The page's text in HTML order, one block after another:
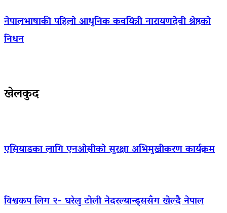
नेपालभाषाकी पहिलो आधुनिक कवयित्री नारायणदेवी श्रेष्ठको
निधन
खेलकुद
एसियाडका लागि एनओसीको सुरक्षा अभिमुखीकरण कार्यक्रम
विश्वकप लिग २- घरेलु टोली नेदरल्यान्ड्ससँग खेल्दै नेपाल